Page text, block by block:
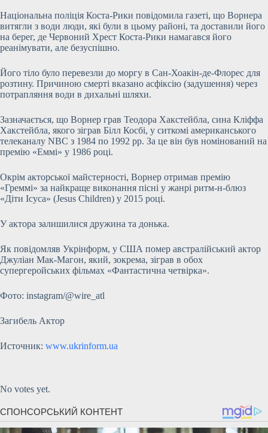
Національна поліція Коста-Рики повідомила газеті, що Ворнера
витягли з води люди, які були в цьому районі, та доставили його
на берег, де Червоний Хрест Коста-Рики намагався його
реанімувати, але безуспішно.
Його тіло було перевезли до моргу в Сан-Хоакін-де-Флорес для
розтину. Причиною смерті вказано асфіксію (задушення) через
потрапляння води в дихальні шляхи.
Зазначається, що Ворнер грав Теодора Хакстейбла, сина Кліффа
Хакстейбла, якого зіграв Білл Косбі, у ситкомі американського
телеканалу NBC з 1984 по 1992 рр. За це він був номінований на
премію «Еммі» у 1986 році.
Окрім акторської майстерності, Ворнер отримав премію
«Греммі» за найкраще виконання пісні у жанрі ритм-н-блюз
«Діти Ісуса» (Jesus Children) у 2015 році.
У актора залишилися дружина та донька.
Як повідомляв Укрінформ, у США помер австралійський актор
Джуліан Мак-Магон, який, зокрема, зіграв в обох
супергеройських фільмах «Фантастична четвірка».
Фото: instagram/@wire_atl
Загибель Актор
Источник: www.ukrinform.ua
No votes yet.